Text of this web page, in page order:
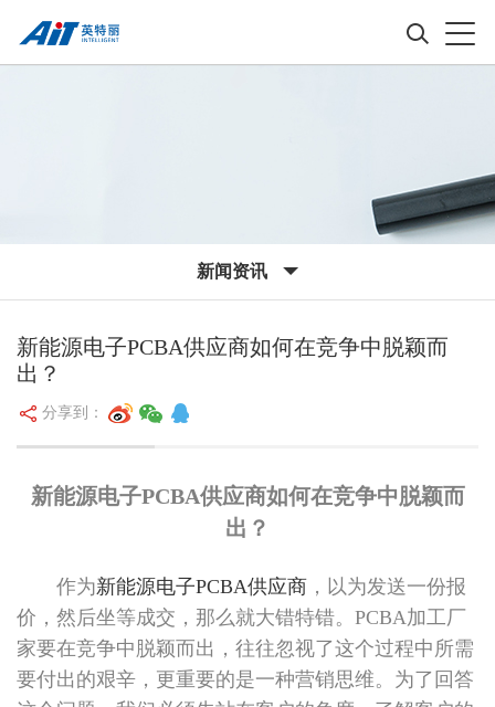
新闻资讯
新能源电子PCBA供应商如何在竞争中脱颖而
出？
分享到：
新能源电子PCBA供应商如何在竞争中脱颖而
出？
作为新能源电子PCBA供应商 ，以为发送一份报
价，然后坐等成交，那么就大错特错。PCBA加工厂
家要在竞争中脱颖而出，往往忽视了这个过程中所需
要付出的艰辛，更重要的是一种营销思维。为了回答